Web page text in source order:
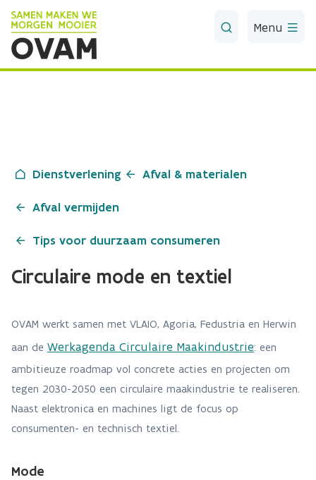
Skip to Main Content
Menu
Dienstverlening Afval & materialen
Afval vermijden
Tips voor duurzaam consumeren
Circulaire mode en textiel
OVAM werkt samen met VLAIO, Agoria, Fedustria en Herwin
aan de Werkagenda Circulaire Maakindustrie: een
ambitieuze roadmap vol concrete acties en projecten om
tegen 2030-2050 een circulaire maakindustrie te realiseren.
Naast elektronica en machines ligt de focus op
consumenten- en technisch textiel.
Mode